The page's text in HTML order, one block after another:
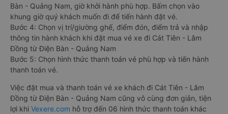
Bàn - Quảng Nam, giờ khởi hành phù hợp. Bấm chọn vào
khung giờ quý khách muốn đi để tiến hành đặt vé.
Bước 4: Chọn vị trí/giường ghế, điểm đón, điểm trả và nhập
thông tin hành khách khi đặt mua vé xe đi Cát Tiên - Lâm
Đồng từ Điện Bàn - Quảng Nam
Bước 5: Chọn hình thức thanh toán vé phù hợp và tiến hành
thanh toán vé.
Việc đặt mua và thanh toán vé xe khách đi Cát Tiên - Lâm
Đồng từ Điện Bàn - Quảng Nam cũng vô cùng đơn giản, tiện
lợi khi Vexere.com hỗ trợ đến 06 hình thức thanh toán khác